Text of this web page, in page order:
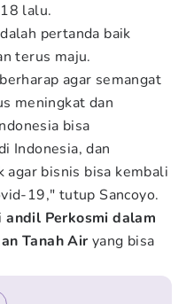
lalu.
pertanda baik
terus maju.
agar semangat
meningkat dan
bisa
Indonesia, dan
bisnis bisa kembali
19," tutup Sancoyo.
andil Perkosmi dalam
Tanah Air yang bisa